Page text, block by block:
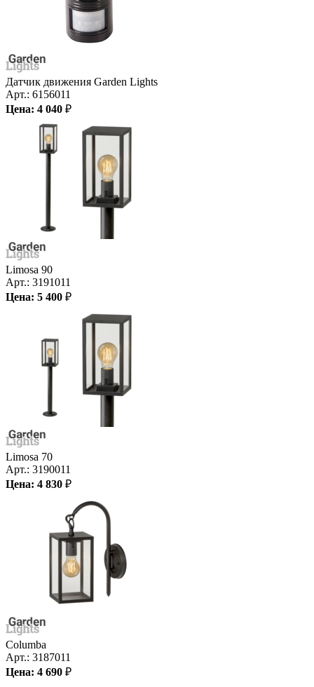
Датчик движения Garden Lights
Арт.: 6156011
Цена: 4 040 ₽
Limosa 90
Арт.: 3191011
Цена: 5 400 ₽
Limosa 70
Арт.: 3190011
Цена: 4 830 ₽
Columba
Арт.: 3187011
Цена: 4 690 ₽